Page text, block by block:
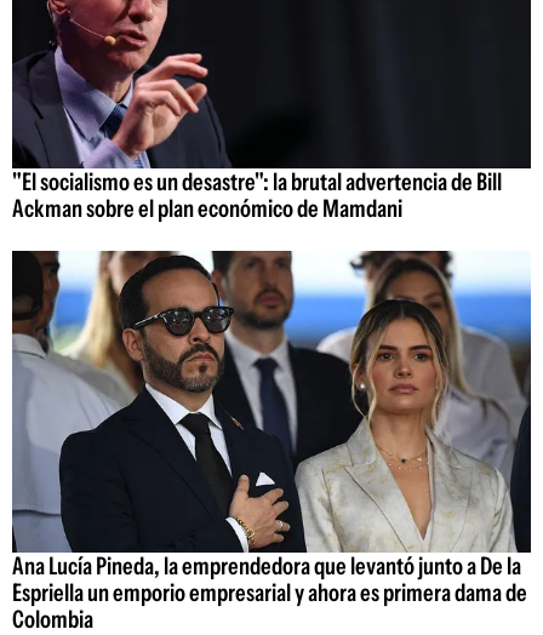
"El socialismo es un desastre": la brutal advertencia de Bill
Ackman sobre el plan económico de Mamdani
Ana Lucía Pineda, la emprendedora que levantó junto a De la
Espriella un emporio empresarial y ahora es primera dama de
Colombia